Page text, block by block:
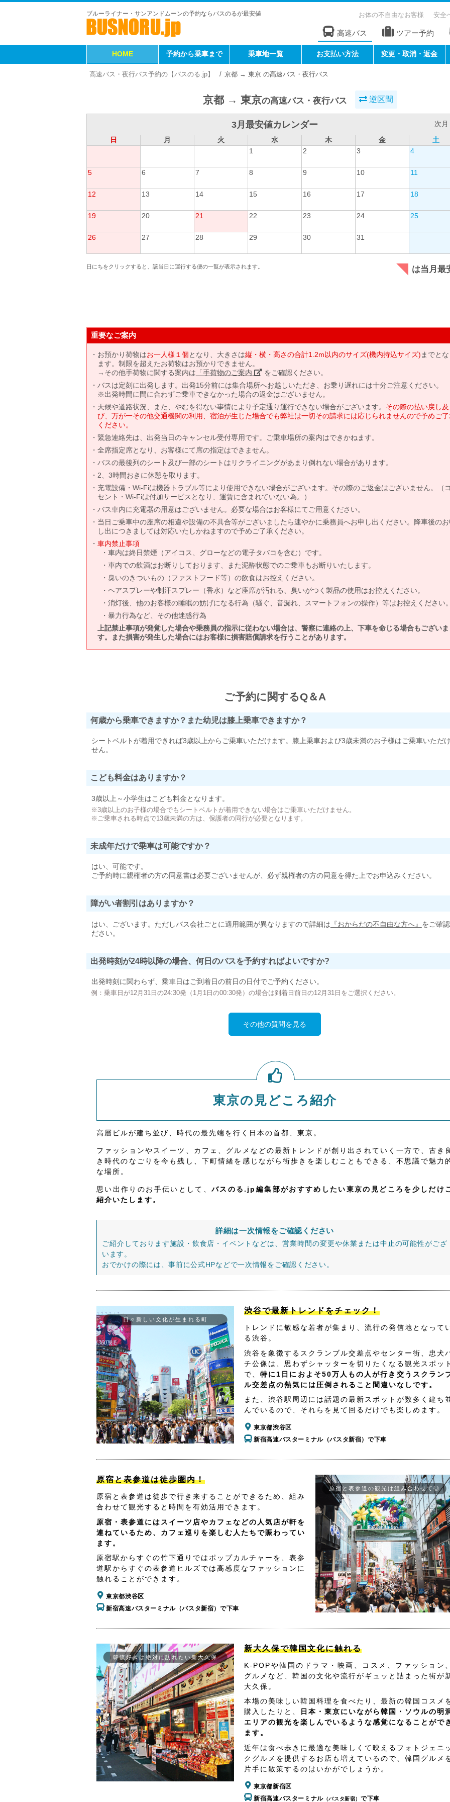
ブルーライナー・サンアンドムーンの予約ならバスのるが最安値 お体の不自由なお客様 安全
高速バス ツアー予約
HOME 予約から乗車まで 乗車地一覧 お支払い方法 変更・取消・返金
高速バス・夜行バス予約の【バスのる.jp】 京都 → 東京 の高速バス・夜行バス
京都 → 東京の高速バス・夜行バス 逆区間
3月最安値カレンダー
次月
日
月 火 水 木 金
土
1
2 3 4
5 6 7 8 9 10 11
12 13 14 15 16 17 18
19 20 21 22 23 24 25
26 27 28 29 30 31
日にちをクリックすると、該当日に運行する便の一覧が表示されます。 は当月最
重要なご案内
お預かり荷物はお一人様１個となり、大きさは縦・横・高さの合計1.2m以内のサイズ(機内持込サイズ) までと
ます。制限を超えたお荷物はお預かりできません。
→その他手荷物に関する案内は 「手荷物のご案内」 をご確認ください。
バスは定刻に出発します。出発15分前には集合場所へお越しいただき、お乗り遅れには十分ご注意ください。
※出発時間に間に合わずご乗車できなかった場合の返金はございません。
天候や道路状況、また、やむを得ない事情により予定通り運行できない場合がございます。 その際の払い戻し及
び、万が一その他交通機関の利用、宿泊が生じた場合でも弊社は一切その請求には応じられませんので予めご
ください。
緊急連絡先は、出発当日のキャンセル受付専用です。ご乗車場所の案内はできかねます。
全席指定席となり、お客様にて席の指定はできません。
バスの最後列のシート及び一部のシートはリクライニングがあまり倒れない場合があります。
2、3時間おきに休憩を取ります。
充電設備・Wi-Fiは機器トラブル等により使用できない場合がございます。その際のご返金はございません。（
セント・Wi-Fiは付加サービスとなり、運賃に含まれていない為。）
バス車内に充電器の用意はございません。必要な場合はお客様にてご用意ください。
当日ご乗車中の座席の相違や設備の不具合等がございましたら速やかに乗務員へお申し出ください。降車後の
し出につきましては対応いたしかねますので予めご了承ください。
車内禁止事項
車内は終日禁煙（アイコス、グローなどの電子タバコを含む）です。
車内での飲酒はお断りしております、また泥酔状態でのご乗車もお断りいたします。
臭いのきついもの（ファストフード等）の飲食はお控えください。
ヘアスプレーや制汗スプレー（香水）など座席が汚れる、臭いがつく製品の使用はお控えください。
消灯後、他のお客様の睡眠の妨げになる行為（騒ぐ、音漏れ、スマートフォンの操作）等はお控えください
暴力行為など、その他迷惑行為
上記禁止事項が発覚した場合や乗務員の指示に従わない場合は、警察に連絡の上、下車を命じる場合もございま
す。また損害が発生した場合にはお客様に損害賠償請求を行うことがあります。
ご予約に関するQ＆A
何歳から乗車できますか？また幼児は膝上乗車できますか？
シートベルトが着用できれば3歳以上からご乗車いただけます。膝上乗車および3歳未満のお子様はご乗車いただ
せん。
こども料金はありますか？
3歳以上～小学生はこども料金となります。
※3歳以上のお子様の場合でもシートベルトが着用できない場合はご乗車いただけません。
※ご乗車される時点で13歳未満の方は、保護者の同行が必要となります。
未成年だけで乗車は可能ですか？
はい、可能です。
ご予約時に親権者の方の同意書は必要ございませんが、必ず親権者の方の同意を得た上でお申込みください。
障がい者割引はありますか？
はい、ございます。ただしバス会社ごとに適用範囲が異なりますので詳細は 『おからだの不自由な方へ』 をご確
ださい。
出発時刻が24時以降の場合、何日のバスを予約すればよいですか?
出発時刻に関わらず、乗車日はご到着日の前日の日付でご予約ください。
例：乗車日が12月31日の24:30発（1月1日の00:30発）の場合は到着日前日の12月31日をご選択ください。
その他の質問を見る
東京の見どころ紹介
高層ビルが建ち並び、時代の最先端を行く日本の首都、東京。
ファッションやスイーツ、カフェ、グルメなどの最新トレンドが創り出されていく一方で、古き
き時代のなごりを今も残し、下町情緒を感じながら街歩きを楽しむこともできる、不思議で魅力
な場所。
思い出作りのお手伝いとして、 バスのる.jp編集部がおすすめしたい東京の見どころを少しだけ
紹介いたします。
詳細は一次情報をご確認ください
ご紹介しております施設・飲食店・イベントなどは、営業時間の変更や休業または中止の可能性がござ
います。
おでかけの際には、事前に公式HPなどで一次情報をご確認ください。
日々新しい文化が生まれる町
渋谷で最新トレンドをチェック！
トレンドに敏感な若者が集まり、流行の発信地となって
る渋谷。
渋谷を象徴するスクランブル交差点やセンター街、忠犬
チ公像は、思わずシャッターを切りたくなる観光スポッ
で、特に1日におよそ50万人もの人が行き交うスクラン
ル交差点の熱気には圧倒されること間違いなしです。
また、渋谷駅周辺には話題の最新スポットが数多く建ち
んでいるので、それらを見て回るだけでも楽しめます。
東京都渋谷区
新宿高速バスターミナル（バスタ新宿）で下車
原宿と表参道は徒歩圏内！
原宿と表参道は徒歩で行き来することができるため、組み
合わせて観光すると時間を有効活用できます。
原宿・表参道にはスイーツ店やカフェなどの人気店が軒を
連ねているため、カフェ巡りを楽しむ人たちで賑わってい
ます。
原宿駅からすぐの竹下通りではポップカルチャーを、表参
道駅からすぐの表参道ヒルズでは高感度なファッションに
触れることができます。
東京都渋谷区
新宿高速バスターミナル（バスタ新宿）で下車
原宿と表参道の観光は組み合わせて◎
韓流好きは絶対に訪れたい新大久保
新大久保で韓国文化に触れる
K-POPや韓国のドラマ・映画、コスメ、ファッション
グルメなど、韓国の文化や流行がギュッと詰まった街が
大久保。
本場の美味しい韓国料理を食べたり、最新の韓国コスメ
購入したりと、
日本・東京にいながら韓国・ソウルの明
エリアの観光を楽しんでいるような感覚になることがで
ます。
近年は食べ歩きに最適な美味しくて映えるフォトジェニ
クグルメを提供するお店も増えているので、韓国グルメ
片手に散策するのはいかがでしょうか。
東京都新宿区
新宿高速バスターミナル（バスタ新宿） で下車